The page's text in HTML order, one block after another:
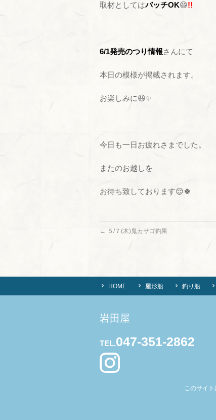
取材としてはバッチOK😄!!
6/1発売のつり情報さんにて
本日の模様が掲載されます。
お楽しみに😆✨
今日も一日お疲れさまでした。
またのお越しを
お待ち致しております😌🍀
← ５/７(木)鬼カサゴ釣果
HOME 屋形船 釣り船
岩田屋
TEL.047-351-2862
このサイ